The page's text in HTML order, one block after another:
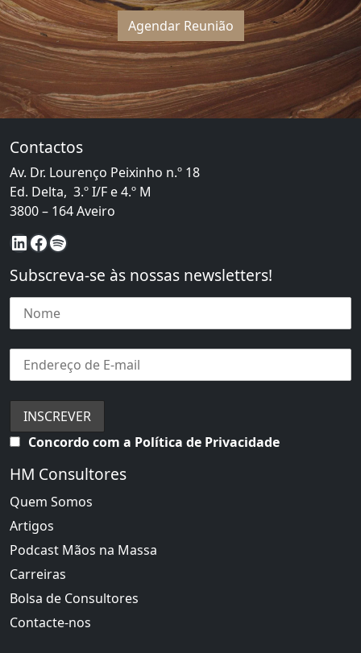
Agendar Reunião
Contactos
Av. Dr. Lourenço Peixinho n.º 18
Ed. Delta, 3.º I/F e 4.º M
3800 – 164 Aveiro
LinkedIn
Facebook
Spotify
Subscreva-se às nossas newsletters!
Concordo com a Política de Privacidade
HM Consultores
Quem Somos
Artigos
Podcast Mãos na Massa
Carreiras
Bolsa de Consultores
Contacte-nos